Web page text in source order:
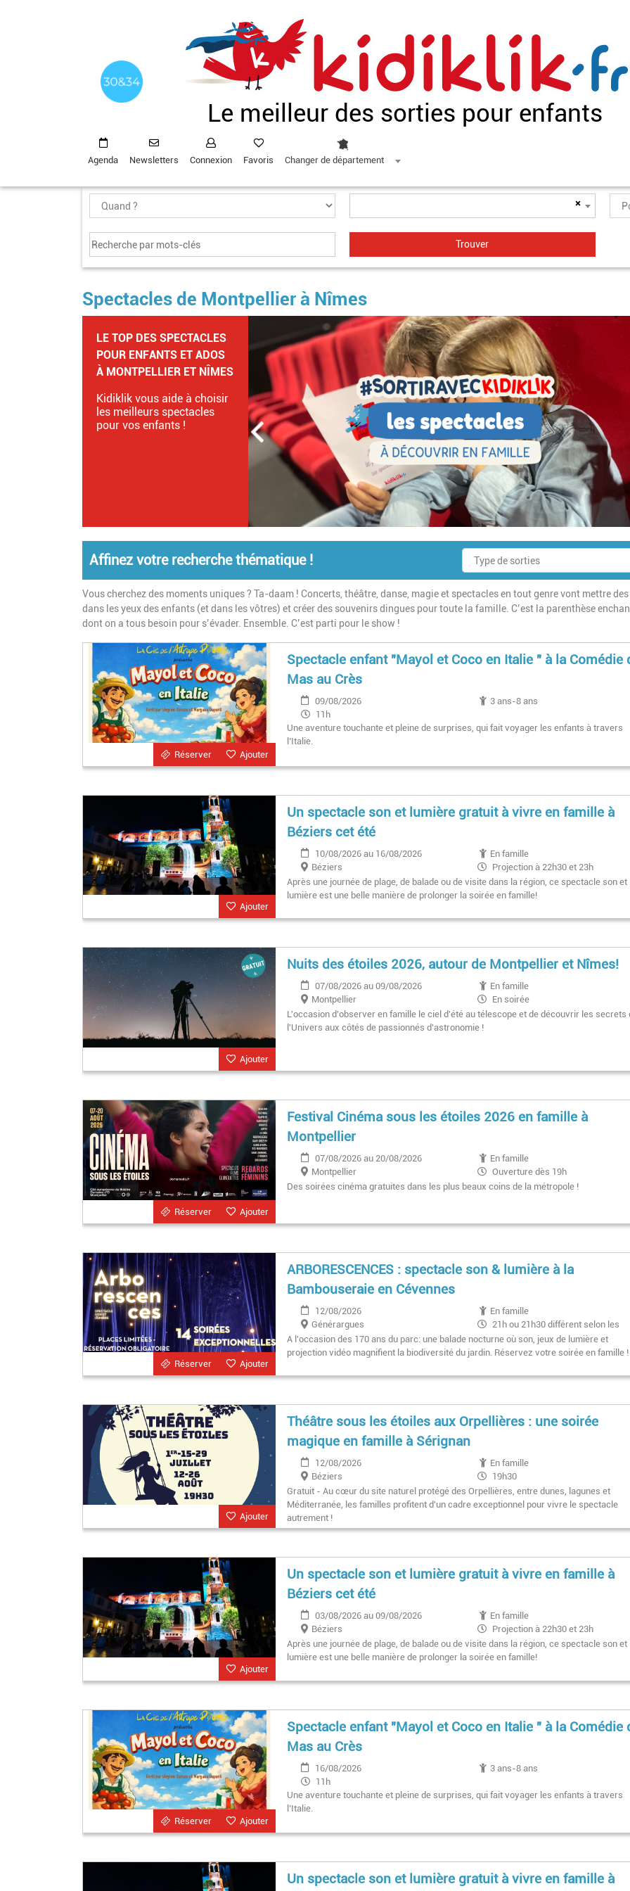
Le meilleur des sorties pour enfants
Agenda Newsletters Connexion Favoris Changer de département
×
Spectacles de Montpellier à Nîmes
TOP DES FESTIVALS
FAMILLE AUTOUR DE
MONTPELLIER ET NÎMES
SÉLECTION
Découvrez notre sélection
Affinez votre recherche thématique !
Vous cherchez des moments uniques ? Ta-daam ! Concerts, théâtre, danse, magie et spectacles en tout genre vont mettre
dans les yeux des enfants (et dans les vôtres) et créer des souvenirs dingues pour toute la famille. C’est la parenthèse
dont on a tous besoin pour s’évader. Ensemble. C’est parti pour le show !
Ajouter
Réserver
Spectacle enfant "Mayol et Coco en Italie " à la Comédie
Mas au Crès
09/08/2026
3 ans-8 ans
11h
Une aventure touchante et pleine de surprises, qui fait voyager les enfants à travers
l’Italie.
Ajouter
Un spectacle son et lumière gratuit à vivre en famille à
Béziers cet été
10/08/2026 au 16/08/2026
En famille
Béziers
Projection à 22h30 et 23h
Après une journée de plage, de balade ou de visite dans la région, ce spectacle son et
lumière est une belle manière de prolonger la soirée en famille!
Ajouter
Nuits des étoiles 2026, autour de Montpellier et Nîmes!
07/08/2026 au 09/08/2026
En famille
Montpellier
En soirée
L'occasion d'observer en famille le ciel d'été au télescope et de découvrir les secrets
l'Univers aux côtés de passionnés d'astronomie !
Ajouter
Réserver
Festival Cinéma sous les étoiles 2026 en famille à
Montpellier
07/08/2026 au 20/08/2026
En famille
Montpellier
Ouverture dès 19h
Des soirées cinéma gratuites dans les plus beaux coins de la métropole !
Ajouter
Réserver
ARBORESCENCES : spectacle son & lumière à la
Bambouseraie en Cévennes
12/08/2026
En famille
Générargues
21h ou 21h30 différent selon les
dates
A l'occasion des 170 ans du parc: une balade nocturne où son, jeux de lumière et
projection vidéo magnifient la biodiversité du jardin. Réservez votre soirée en famille !
Ajouter
Théâtre sous les étoiles aux Orpellières : une soirée
magique en famille à Sérignan
12/08/2026
En famille
Béziers
19h30
Gratuit - Au cœur du site naturel protégé des Orpellières, entre dunes, lagunes et
Méditerranée, les familles profitent d'un cadre exceptionnel pour vivre le spectacle
autrement !
Ajouter
Un spectacle son et lumière gratuit à vivre en famille à
Béziers cet été
03/08/2026 au 09/08/2026
En famille
Béziers
Projection à 22h30 et 23h
Après une journée de plage, de balade ou de visite dans la région, ce spectacle son et
lumière est une belle manière de prolonger la soirée en famille!
Ajouter
Réserver
Spectacle enfant "Mayol et Coco en Italie " à la Comédie
Mas au Crès
16/08/2026
3 ans-8 ans
11h
Une aventure touchante et pleine de surprises, qui fait voyager les enfants à travers
l’Italie.
Un spectacle son et lumière gratuit à vivre en famille à